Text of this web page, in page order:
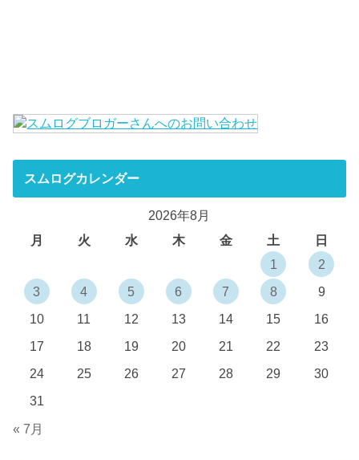
スムログカレンダー
2026年8月
月
火 水 木 金 土
日
1
2
3
4 5 6 7 8
9
10
11 12 13 14 15
16
17
18 19 20 21 22
23
24
25 26 27 28 29
30
31
« 7月